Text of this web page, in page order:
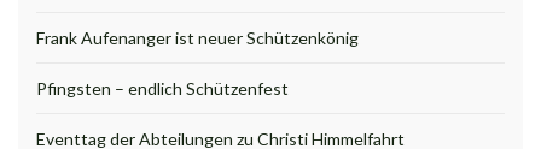
Frank Aufenanger ist neuer Schützenkönig
Pfingsten – endlich Schützenfest
Eventtag der Abteilungen zu Christi Himmelfahrt